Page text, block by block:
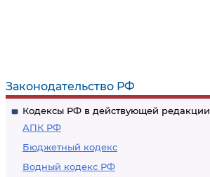
Законодательство РФ
Кодексы РФ в действующей редакции
АПК РФ
Бюджетный кодекс
Водный кодекс РФ